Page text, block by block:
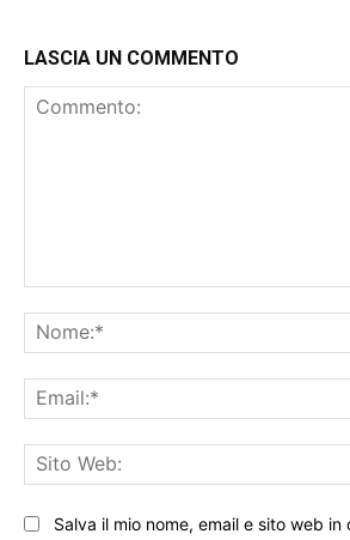
LASCIA UN COMMENTO
Salva il mio nome, email e sito web